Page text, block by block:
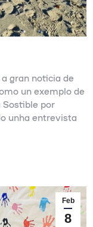
gran noticia de
un exemplo de
Sostible por
unha entrevista
Feb
8